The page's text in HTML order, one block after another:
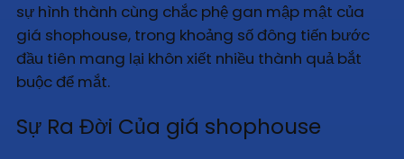
sự hình thành cùng chắc phệ gan mập mật của
giá shophouse, trong khoảng số đông tiến bước
đầu tiên mang lại khôn xiết nhiều thành quả bắt
buộc để mắt.
Sự Ra Đời Của giá shophouse